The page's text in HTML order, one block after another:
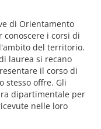
di Orientamento
conoscere i corsi di
del territorio.
laurea si recano
il corso di
stesso offre. Gli
dipartimentale per
nelle loro